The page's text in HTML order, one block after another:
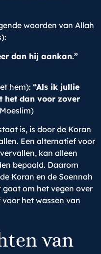
woorden van Allah
dan hij aankan.”
hem): “Als ik jullie
het dan voor zover
is, is door de Koran
Een alternatief voor
kan alleen
bepaald. Daarom
Koran en de Soennah
gaat om het vegen over
het wassen van
van